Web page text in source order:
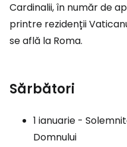
Cardinalii, în număr de
printre rezidenții
se află la Roma.
Sărbători
1 ianuarie -
Domnului